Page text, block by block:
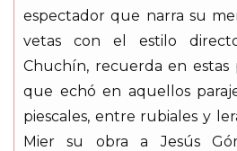
espectador que narra su
vetas con el estilo
Chuchín, recuerda en estas
que echó en aquellos
piescales, entre rubiales y
Mier su obra a Jesús